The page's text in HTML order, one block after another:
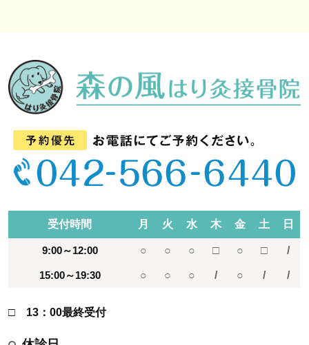
受付時間 月 火 水 木 金 土 日
9:00～12:00 ○ ○ ○ □ ○ □ /
15:00～19:30 ○ ○ ○ / ○ / /
□ 13：00最終受付